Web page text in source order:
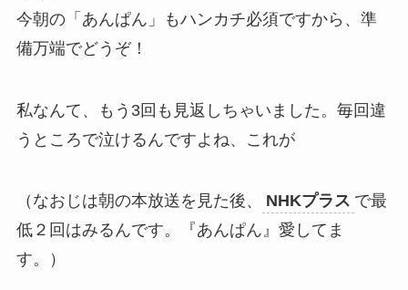
今朝の「あんぱん」もハンカチ必須ですから、準
備万端でどうぞ！
私なんて、もう3回も見返しちゃいました。毎回違
うところで泣けるんですよね、これが
（なおじは朝の本放送を見た後、 NHKプラス で最
低２回はみるんです。『あんぱん』愛してま
す。）